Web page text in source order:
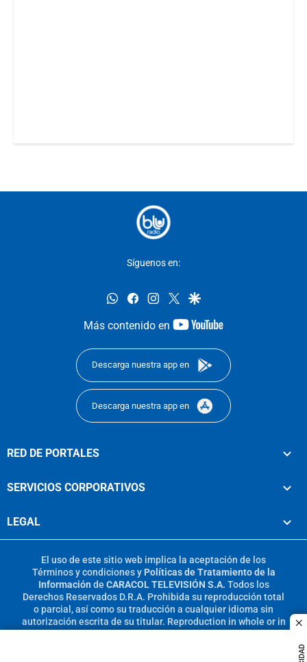
Síguenos en:
whatsappfacebookinstagram
twittergoogle
Más contenido en
youtube-
Descarga nuestra app en
Descarga nuestra app en
RED DE PORTALES
SERVICIOS CORPORATIVOS
LEGAL
El uso de este sitio web implica la aceptación de los
Términos y condicionesy Políticas de Tratamiento de la
Información de CARACOL TELEVISIÓN S.A. Todos los
Derechos Reservados D.R.A. Prohibida su reproducción total
o parcial, así como su traducción a cualquier idioma sin
autorización escrita de su titular. Reproduction in whole or in